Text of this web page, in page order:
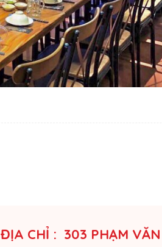
ĐỊA CHỈ : 303 PHẠM